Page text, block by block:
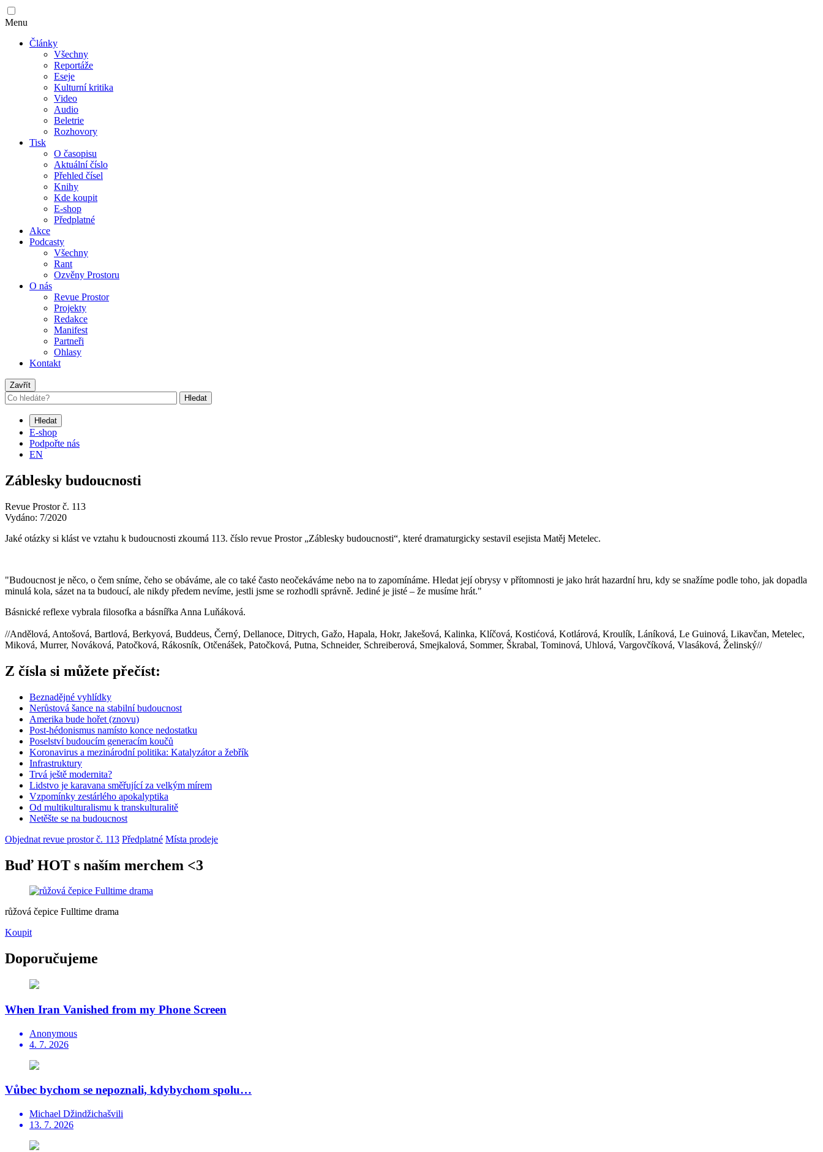
Menu
Články
Všechny
Reportáže
Eseje
Kulturní kritika
Video
Audio
Beletrie
Rozhovory
Tisk
O časopisu
Aktuální číslo
Přehled čísel
Knihy
Kde koupit
E-shop
Předplatné
Akce
Podcasty
Všechny
Rant
Ozvěny Prostoru
O nás
Revue Prostor
Projekty
Redakce
Manifest
Partneři
Ohlasy
Kontakt
Zavřít
Hledat
Hledat
E-shop
Podpořte nás
EN
Záblesky budoucnosti
Revue Prostor č. 113
Vydáno: 7/2020
Jaké otázky si klást ve vztahu k budoucnosti zkoumá 113. číslo revue Prostor „Záblesky budoucnosti“, které dramaturgicky sestavil esejista Matěj Metelec.
"Budoucnost je něco, o čem sníme, čeho se obáváme, ale co také často neočekáváme nebo na to zapomínáme. Hledat její obrysy v přítomnosti je jako hrát hazardní hru, kdy se snažíme podle toho, jak dopadla
minulá kola, sázet na ta budoucí, ale nikdy předem nevíme, jestli jsme se rozhodli správně. Jediné je jisté – že musíme hrát."
Básnické reflexe vybrala filosofka a básnířka Anna Luňáková.
//Andělová, Antošová, Bartlová, Berkyová, Buddeus, Černý, Dellanoce, Ditrych, Gažo, Hapala, Hokr, Jakešová, Kalinka, Klíčová, Kostićová, Kotlárová, Kroulík, Láníková, Le Guinová, Likavčan, Metelec,
Miková, Murrer, Nováková, Patočková, Rákosník, Otčenášek, Patočková, Putna, Schneider, Schreiberová, Smejkalová, Sommer, Škrabal, Tominová, Uhlová, Vargovčíková, Vlasáková, Želinský//
Z čísla si můžete přečíst:
Beznadějné vyhlídky
Nerůstová šance na stabilní budoucnost
Amerika bude hořet (znovu)
Post-hédonismus namísto konce nedostatku
Poselství budoucím generacím koučů
Koronavirus a mezinárodní politika: Katalyzátor a žebřík
Infrastruktury
Trvá ještě modernita?
Lidstvo je karavana směřující za velkým mírem
Vzpomínky zestárlého apokalyptika
Od multikulturalismu k transkulturalitě
Netěšte se na budoucnost
Objednat revue prostor č. 113 Předplatné Místa prodeje
Buď HOT s naším merchem <3
růžová čepice Fulltime drama
Koupit
Doporučujeme
When Iran Vanished from my Phone Screen
Anonymous
4. 7. 2026
Vůbec bychom se nepoznali, kdybychom spolu…
Michael Džindžichašvili
13. 7. 2026